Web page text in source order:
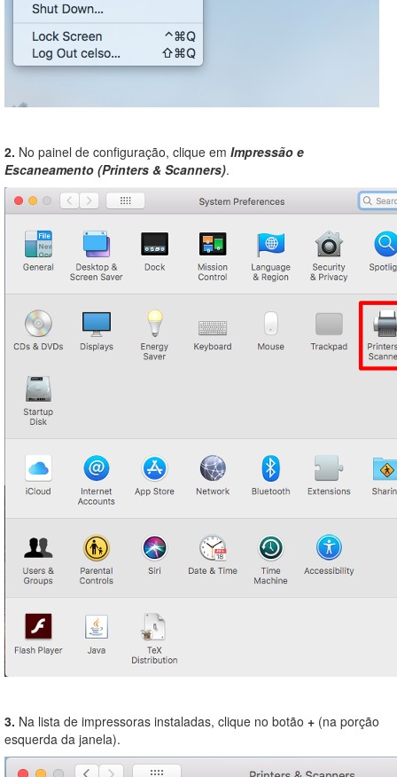
2. No painel de configuração, clique em Impressão e
Escaneamento (Printers & Scanners).
3. Na lista de impressoras instaladas, clique no botão + (na porção
esquerda da janela).